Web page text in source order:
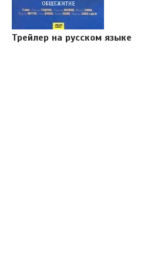
Трейлер на русском языке